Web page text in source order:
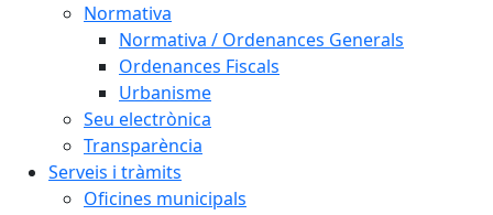
Normativa
Normativa / Ordenances Generals
Ordenances Fiscals
Urbanisme
Seu electrònica
Transparència
Serveis i tràmits
Oficines municipals